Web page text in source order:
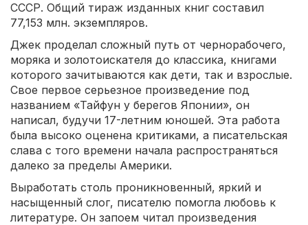
СССР. Общий тираж изданных книг составил
77,153 млн. экземпляров.
Джек проделал сложный путь от чернорабочего,
моряка и золотоискателя до классика, книгами
которого зачитываются как дети, так и взрослые.
Свое первое серьезное произведение под
названием «Тайфун у берегов Японии», он
написал, будучи 17-летним юношей. Эта работа
была высоко оценена критиками, а писательская
слава с того времени начала распространяться
далеко за пределы Америки.
Выработать столь проникновенный, яркий и
насыщенный слог, писателю помогла любовь к
литературе. Он запоем читал произведения